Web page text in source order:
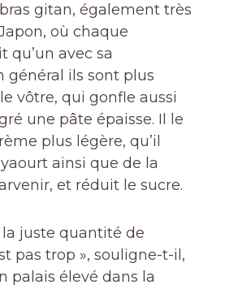
gitan, également très
où chaque
qu’un avec sa
général ils sont plus
vôtre, qui gonfle aussi
une pâte épaisse. Il le
plus légère, qu’il
ainsi que de la
et réduit le sucre.
la juste quantité de
pas trop », souligne-t-il,
palais élevé dans la